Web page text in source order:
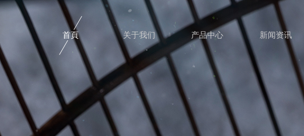
首頁 关于我们 产品中心 新闻资讯